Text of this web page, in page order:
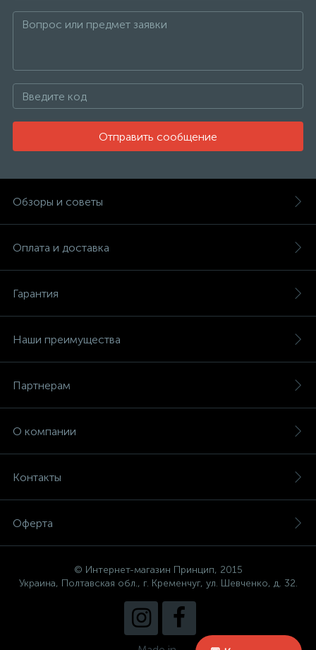
Отправить сообщение
Обзоры и советы
Оплата и доставка
Гарантия
Наши преимущества
Партнерам
О компании
Контакты
Оферта
© Интернет-магазин Принцип, 2015
Украина, Полтавская обл., г. Кременчуг, ул. Шевченко, д. 32.